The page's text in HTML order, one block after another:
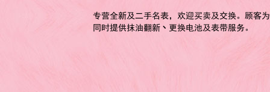
专营全新及二手名表，欢迎买卖及交换。顾客
同时提供抹油翻新丶更换电池及表带服务。